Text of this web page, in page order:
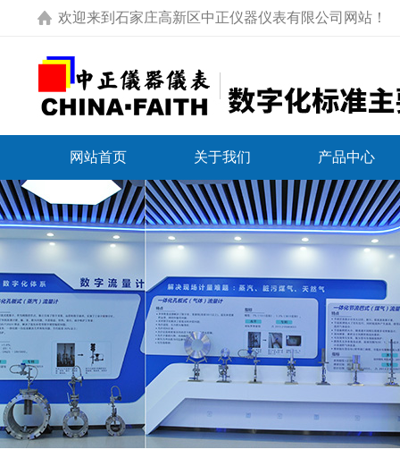
欢迎来到 石家庄高新区中正仪器仪表有限公司网站 ！
网站首页 关于我们 产品中心